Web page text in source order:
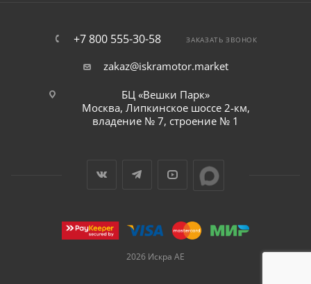
+7 800 555-30-58 ЗАКАЗАТЬ ЗВОНОК
zakaz@iskramotor.market
БЦ «Вешки Парк»
Москва, Липкинское шоссе 2-км,
владение № 7, строение № 1
2026 Искра АЕ